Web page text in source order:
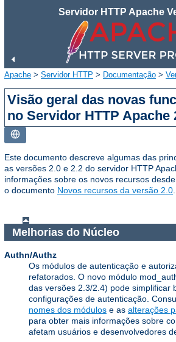
Servidor HTTP Apache
Apache > Servidor HTTP > Documentação >
Visão geral das novas
no Servidor HTTP Apache
Este documento descreve algumas das
as versões 2.0 e 2.2 do servidor HTTP
informações sobre os novos recursos
o documento Novos recursos da versão 2.0
Melhorias do Núcleo
Authn/Authz
Os módulos de autenticação e
refatorados. O novo módulo
das versões 2.3/2.4) pode simplificar
configurações de autenticação.
nomes dos módulos e as alterações
para obter mais informações sobre
afetam usuários e desenvolvedores